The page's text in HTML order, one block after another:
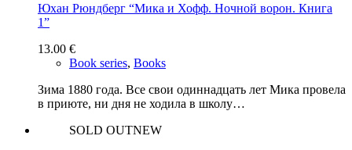
Юхан Рюндберг “Мика и Хофф. Ночной ворон. Книга
1”
13.00 €
Book series, Books
Зима 1880 года. Все свои одиннадцать лет Мика провела
в приюте, ни дня не ходила в школу…
SOLD OUTNEW